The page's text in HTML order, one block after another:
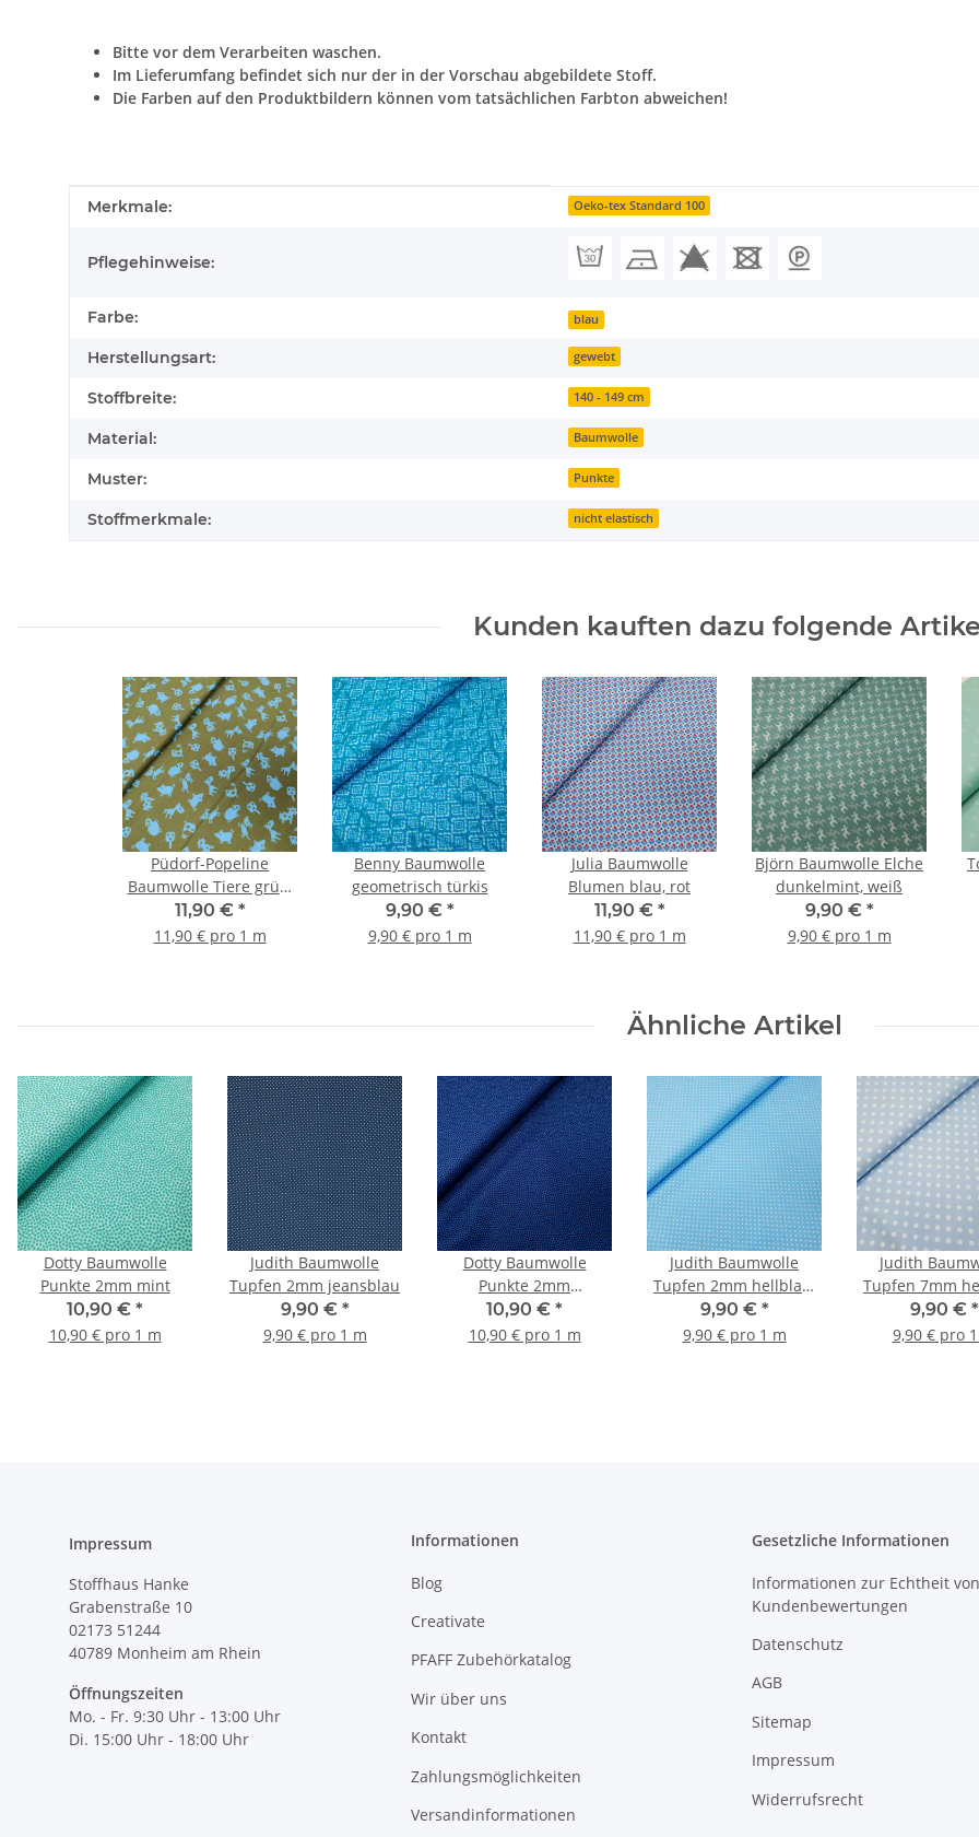
Bitte vor dem Verarbeiten waschen.
Im Lieferumfang befindet sich nur der in der Vorschau abgebildete Stoff.
Die Farben auf den Produktbildern können vom tatsächlichen Farbton abweichen!
Produkteigenschaft
Wert
Merkmale: Oeko-tex Standard 100
Pflegehinweise:
Farbe: blau
Herstellungsart: gewebt
Stoffbreite: 140 - 149 cm
Material: Baumwolle
Muster: Punkte
Stoffmerkmale: nicht elastisch
Kunden kauften dazu folgende
Püdorf-Popeline
Baumwolle Tiere grün,
türkis
11,90 € *
11,90 € pro 1 m
Benny Baumwolle
geometrisch türkis
9,90 € *
9,90 € pro 1 m
Julia Baumwolle
Blumen blau, rot
11,90 € *
11,90 € pro 1 m
Björn Baumwolle Elche
dunkelmint, weiß
9,90 € *
9,90 € pro 1 m
Ähnliche Artikel
Dotty Baumwolle
Punkte 2mm mint
10,90 € *
10,90 € pro 1 m
Judith Baumwolle
Tupfen 2mm jeansblau
9,90 € *
9,90 € pro 1 m
Dotty Baumwolle
Punkte 2mm
dunkelblau
10,90 € *
10,90 € pro 1 m
Judith Baumwolle
Tupfen 2mm hellblau,
weiß
9,90 € *
9,90 € pro 1 m
Judith
Tupfen 7mm
weiß
9,90 € *
9,90 € pro
Impressum
Stoffhaus Hanke
Grabenstraße 10
02173 51244
40789 Monheim am Rhein
Öffnungszeiten
Mo. - Fr. 9:30 Uhr - 13:00 Uhr
Di. 15:00 Uhr - 18:00 Uhr
Informationen
Blog
Creativate
PFAFF Zubehörkatalog
Wir über uns
Kontakt
Zahlungsmöglichkeiten
Versandinformationen
Gesetzliche Informationen
Informationen zur Echtheit von
Kundenbewertungen
Datenschutz
AGB
Sitemap
Impressum
Widerrufsrecht